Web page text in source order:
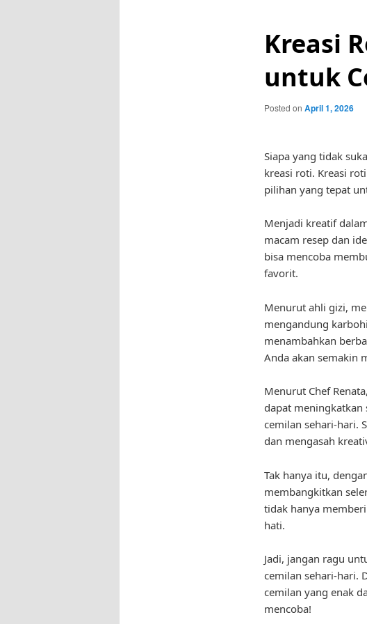
Kreasi
untuk
Posted on April 1, 2026
Siapa yang tidak
kreasi roti. Kreasi
pilihan yang tepat
Menjadi kreatif
macam resep dan
bisa mencoba
favorit.
Menurut ahli gizi,
mengandung
menambahkan
Anda akan semakin
Menurut Chef
dapat meningkatkan
cemilan sehari-hari.
dan mengasah
Tak hanya itu,
membangkitkan
tidak hanya
hati.
Jadi, jangan ragu
cemilan sehari-hari.
cemilan yang enak
mencoba!